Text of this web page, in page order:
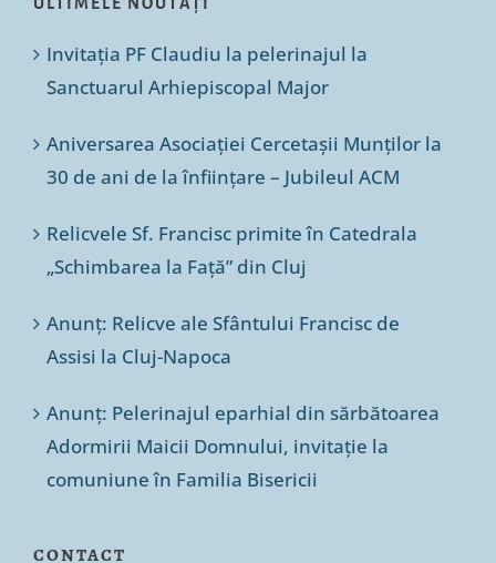
ULTIMELE NOUTĂȚI
Invitația PF Claudiu la pelerinajul la
Sanctuarul Arhiepiscopal Major
Aniversarea Asociației Cercetașii Munților la
30 de ani de la înființare – Jubileul ACM
Relicvele Sf. Francisc primite în Catedrala
„Schimbarea la Față” din Cluj
Anunț: Relicve ale Sfântului Francisc de
Assisi la Cluj-Napoca
Anunț: Pelerinajul eparhial din sărbătoarea
Adormirii Maicii Domnului, invitație la
comuniune în Familia Bisericii
CONTACT